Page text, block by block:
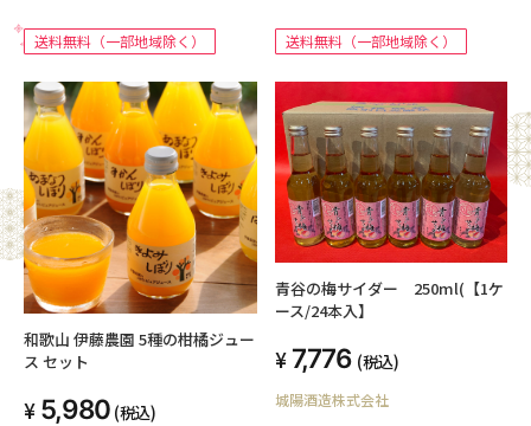
送料無料（一部地域除く） 送料無料（一部地域除く）
和歌山 伊藤農園 5種の柑橘ジュー
ス セット
5,980 (税込)
青谷の梅サイダー 250ml(【1ケ
ース/24本入】
7,776 (税込)
城陽酒造株式会社